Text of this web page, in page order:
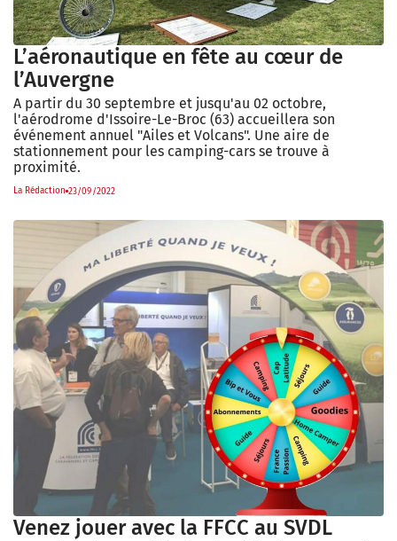
L’aéronautique en fête au cœur de
l’Auvergne
A partir du 30 septembre et jusqu'au 02 octobre,
l'aérodrome d'Issoire-Le-Broc (63) accueillera son
événement annuel "Ailes et Volcans". Une aire de
stationnement pour les camping-cars se trouve à
proximité.
La Rédaction 23/09/2022
Venez jouer avec la FFCC au SVDL